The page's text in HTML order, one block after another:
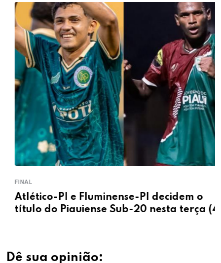
FINAL
Atlético-PI e Fluminense-PI decidem o
título do Piauiense Sub-20 nesta terça (4)
Dê sua opinião: